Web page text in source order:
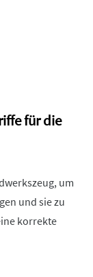
für die
um
und sie zu
korrekte